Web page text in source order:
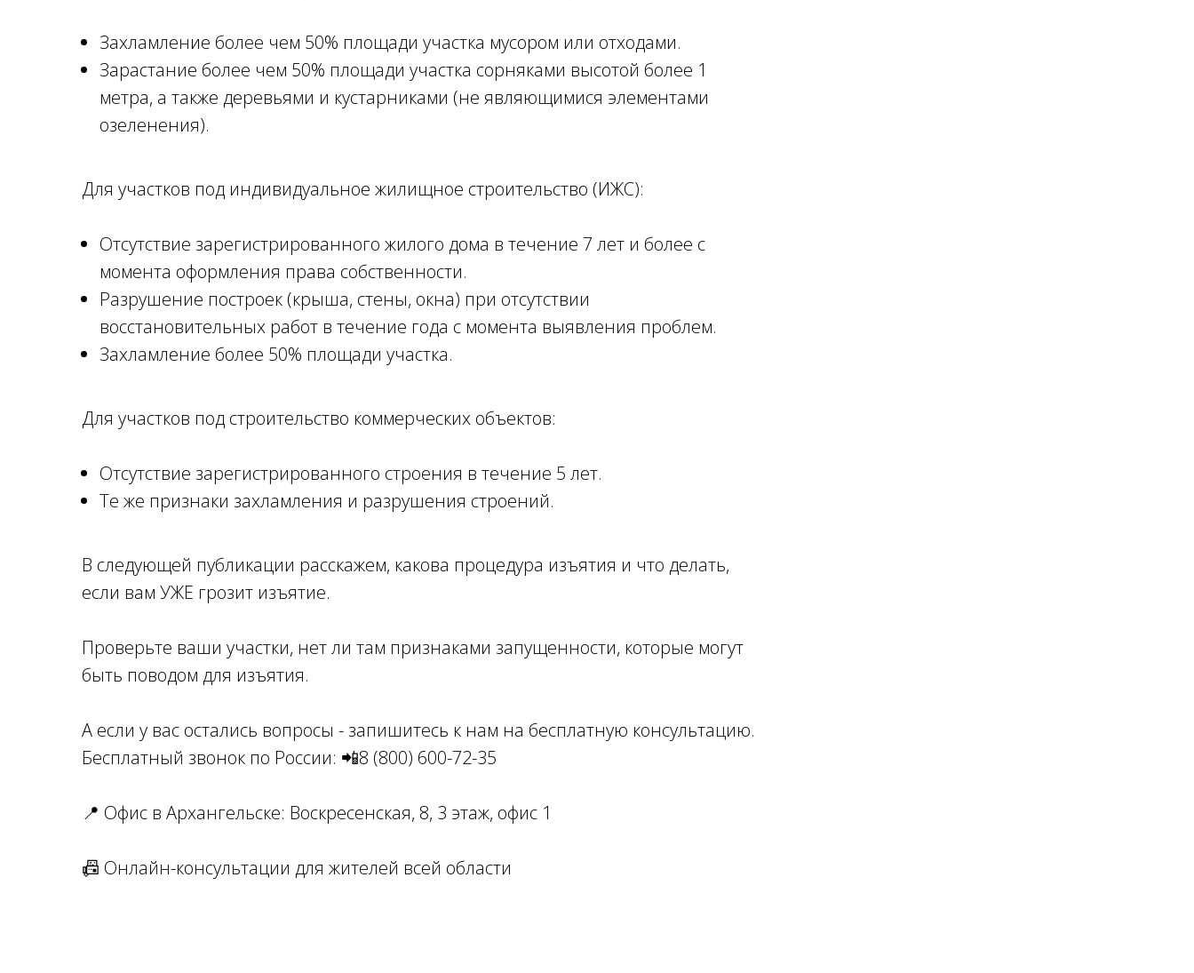
Захламление более чем 50% площади участка мусором или отходами.
Зарастание более чем 50% площади участка сорняками высотой более 1
метра, а также деревьями и кустарниками (не являющимися элементами
озеленения).
Для участков под индивидуальное жилищное строительство (ИЖС):
Отсутствие зарегистрированного жилого дома в течение 7 лет и более с
момента оформления права собственности.
Разрушение построек (крыша, стены, окна) при отсутствии
восстановительных работ в течение года с момента выявления проблем.
Захламление более 50% площади участка.
Для участков под строительство коммерческих объектов:
Отсутствие зарегистрированного строения в течение 5 лет.
Те же признаки захламления и разрушения строений.
В следующей публикации расскажем, какова процедура изъятия и что делать,
если вам УЖЕ грозит изъятие.
Проверьте ваши участки, нет ли там признаками запущенности, которые могут
быть поводом для изъятия.
А если у вас остались вопросы - запишитесь к нам на бесплатную консультацию.
Бесплатный звонок по России: 📲8 (800) 600-72-35
📍 Офис в Архангельске: Воскресенская, 8, 3 этаж, офис 1
📠 Онлайн-консультации для жителей всей области